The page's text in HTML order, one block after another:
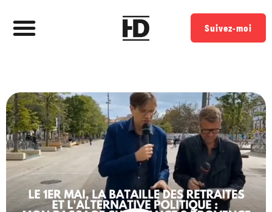
Suivez-moi